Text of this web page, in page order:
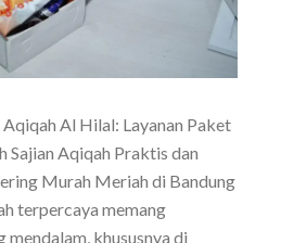
Aqiqah Al Hilal: Layanan Paket
Sajian Aqiqah Praktis dan
Murah Meriah di Bandung
terpercaya memang
khususnya di